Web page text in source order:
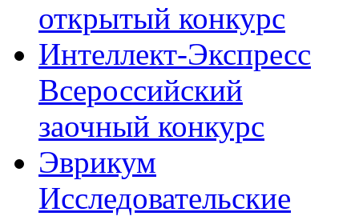
открытый конкурс
Интеллект-Экспресс
Всероссийский
заочный конкурс
Эврикум
Исследовательские